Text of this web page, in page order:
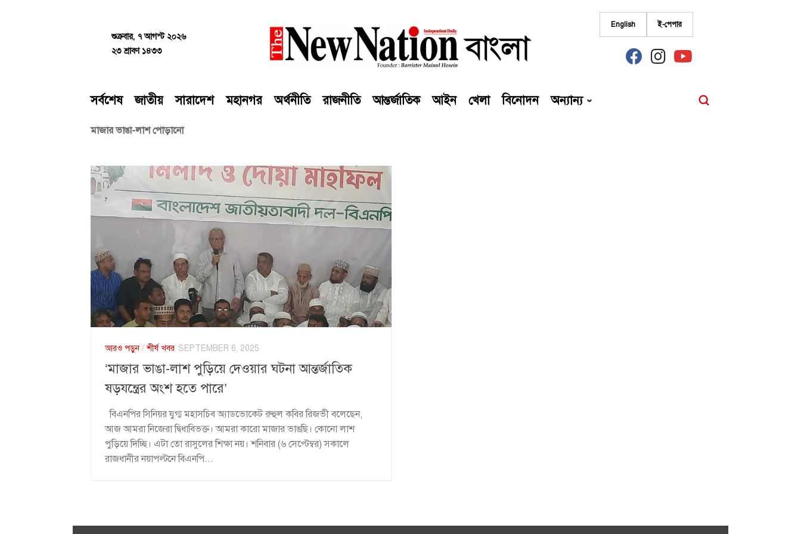
শুক্রবার, ৭ আগস্ট ২০২৬
২৩ শ্রাবণ ১৪৩৩
English ই-পেপার
fab
fa-
fab
fa-
fab
fa-
সর্বশেষ জাতীয় সারাদেশ মহানগর অর্থনীতি রাজনীতি আন্তর্জাতিক আইন খেলা বিনোদন অন্যান্য
মাজার ভাঙা-লাশ পোড়ানো
আরও পড়ুন/শীর্ষ খবর SEPTEMBER 6, 2025
‘মাজার ভাঙা-লাশ পুড়িয়ে দেওয়ার ঘটনা আন্তর্জাতিক
ষড়যন্ত্রের অংশ হতে পারে’
বিএনপির সিনিয়র যুগ্ম মহাসচিব অ্যাডভোকেট রুহুল কবির রিজভী বলেছেন,
আজ আমরা নিজেরা দ্বিধাবিভক্ত। আমরা কারো মাজার ভাঙছি। কোনো লাশ
পুড়িয়ে দিচ্ছি। এটা তো রাসুলের শিক্ষা নয়। শনিবার (৬ সেপ্টেম্বর) সকালে
রাজধানীর নয়াপল্টনে বিএনপি...